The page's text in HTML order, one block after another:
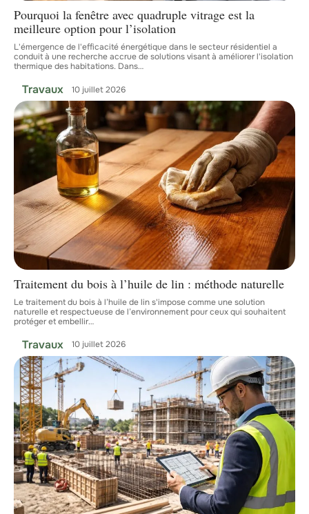
Pourquoi la fenêtre avec quadruple vitrage est la
meilleure option pour l’isolation
L'émergence de l'efficacité énergétique dans le secteur résidentiel a
conduit à une recherche accrue de solutions visant à améliorer l'isolation
thermique des habitations. Dans…
Travaux 10 juillet 2026
Traitement du bois à l’huile de lin : méthode naturelle
Le traitement du bois à l’huile de lin s'impose comme une solution
naturelle et respectueuse de l’environnement pour ceux qui souhaitent
protéger et embellir…
Travaux 10 juillet 2026